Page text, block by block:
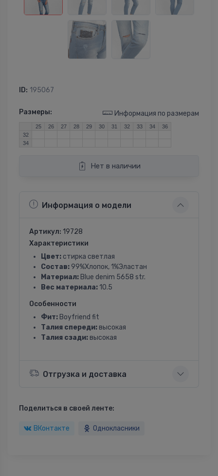
ID: 195067
Размеры: Информация по размерам
25 26 27 28 29 30 31 32 33 34
36
32
34
Нет в наличии
Информация о модели
Артикул: 19728
Характеристики
Цвет: стирка светлая
Состав: 99%Хлопок, 1%Эластан
Материал: Blue denim 5658 str.
Вес материала: 10.5
Особенности
Фит: Boyfriend fit
Талия спереди: высокая
Талия сзади: высокая
Отгрузка и доставка
Поделиться в своей ленте:
ВКонтакте Однокласники